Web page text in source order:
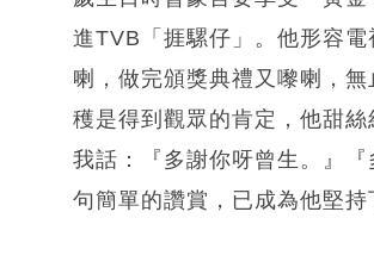
進TVB「捱騾仔」。他形容
喇，做完頒獎典禮又嚟喇，
穫是得到觀眾的肯定，他甜
我話：『多謝你呀曾生。』
句簡單的讚賞，已成為他堅持